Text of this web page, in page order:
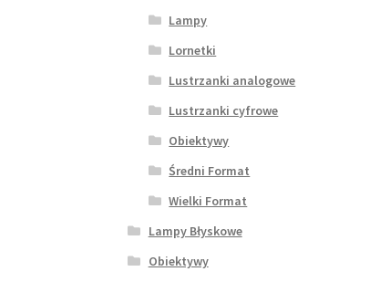
Lampy
Lornetki
Lustrzanki analogowe
Lustrzanki cyfrowe
Obiektywy
Średni Format
Wielki Format
Lampy Błyskowe
Obiektywy